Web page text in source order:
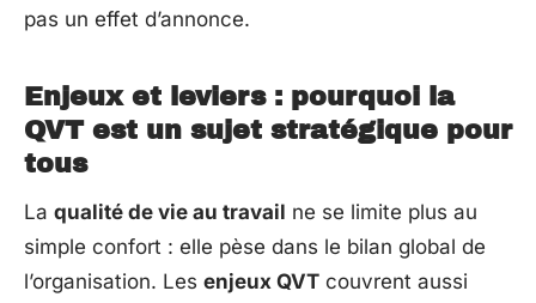
pas un effet d’annonce.
Enjeux et leviers : pourquoi la
QVT est un sujet stratégique pour
tous
La qualité de vie au travail ne se limite plus au
simple confort : elle pèse dans le bilan global de
l’organisation. Les enjeux QVT couvrent aussi